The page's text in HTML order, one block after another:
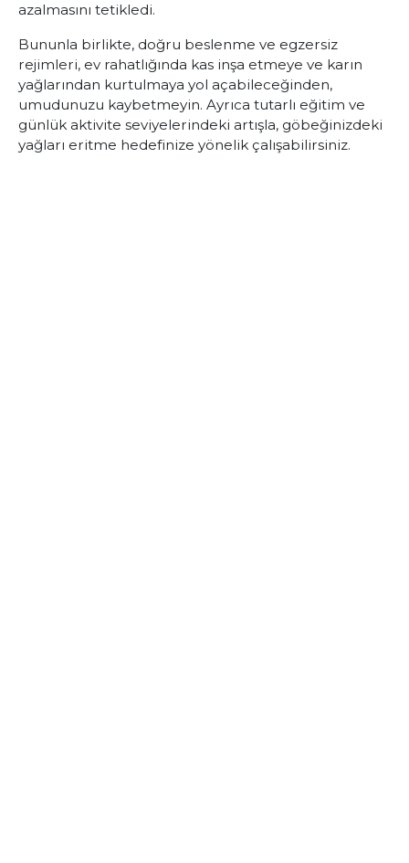
azalmasını tetikledi.
Bununla birlikte, doğru beslenme ve egzersiz
rejimleri, ev rahatlığında kas inşa etmeye ve karın
yağlarından kurtulmaya yol açabileceğinden,
umudunuzu kaybetmeyin. Ayrıca tutarlı eğitim ve
günlük aktivite seviyelerindeki artışla, göbeğinizdeki
yağları eritme hedefinize yönelik çalışabilirsiniz.